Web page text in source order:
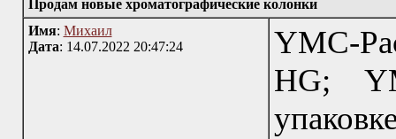
Продам новые хроматографические колонки
Имя: Михаил
Дата: 14.07.2022 20:47:24
YMC-
HG;